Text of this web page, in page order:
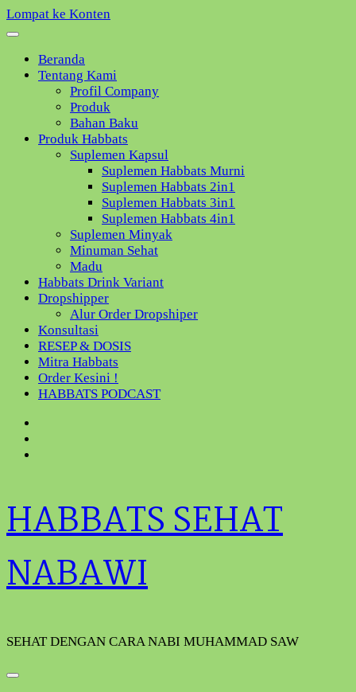
Lompat ke Konten
Beranda
Tentang Kami
Profil Company
Produk
Bahan Baku
Produk Habbats
Suplemen Kapsul
Suplemen Habbats Murni
Suplemen Habbats 2in1
Suplemen Habbats 3in1
Suplemen Habbats 4in1
Suplemen Minyak
Minuman Sehat
Madu
Habbats Drink Variant
Dropshipper
Alur Order Dropshiper
Konsultasi
RESEP & DOSIS
Mitra Habbats
Order Kesini !
HABBATS PODCAST
HABBATS SEHAT
NABAWI
SEHAT DENGAN CARA NABI MUHAMMAD SAW